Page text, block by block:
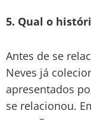
5. Qual o
Antes de se
Neves já
apresentados
se relacionou.